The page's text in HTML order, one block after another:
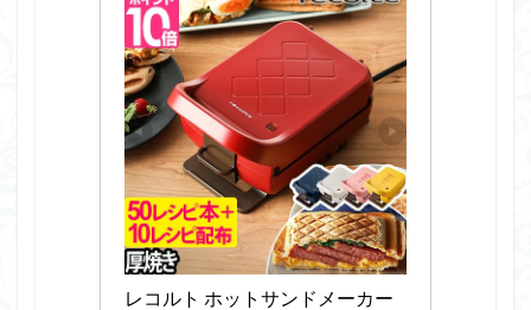
レコルト ホットサンドメーカー